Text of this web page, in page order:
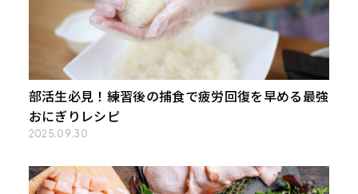
部活⽣必⾒！練習後の捕⾷で疲労回復を早める最強
おにぎりレシピ
2025.09.30